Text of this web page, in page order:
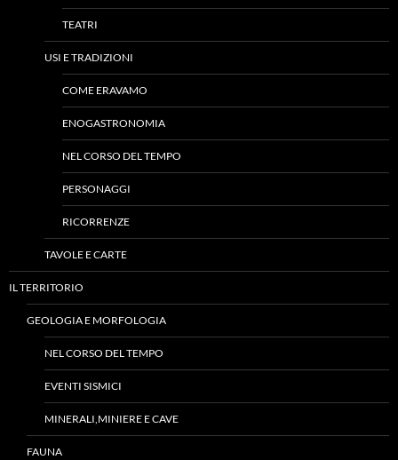
TEATRI
USI E TRADIZIONI
COME ERAVAMO
ENOGASTRONOMIA
NEL CORSO DEL TEMPO
PERSONAGGI
RICORRENZE
TAVOLE E CARTE
IL TERRITORIO
GEOLOGIA E MORFOLOGIA
NEL CORSO DEL TEMPO
EVENTI SISMICI
MINERALI,MINIERE E CAVE
FAUNA